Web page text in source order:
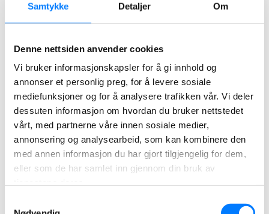
Samtykke Detaljer Om
Denne nettsiden anvender cookies
Vi bruker informasjonskapsler for å gi innhold og
annonser et personlig preg, for å levere sosiale
mediefunksjoner og for å analysere trafikken vår. Vi deler
dessuten informasjon om hvordan du bruker nettstedet
vårt, med partnerne våre innen sosiale medier,
annonsering og analysearbeid, som kan kombinere den
med annen informasjon du har gjort tilgjengelig for dem,
eller som de har samlet inn gjennom din bruk av
Korekta Skattemelding –
poprawiamy wynik
norweskiego rozliczenia
Jeżeli chcesz tylko poprawić wynik rozliczenia w
Norwegii, przygotowujemy korektę samego
Skattemelding. Uwzględniamy wszystkie
przysługujące Tobie norweskie ulgi i odpisy, aby